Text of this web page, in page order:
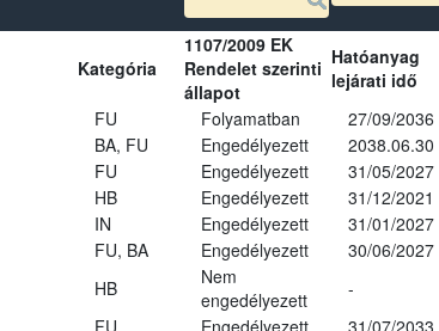
Kategória
1107/2009 EK
Rendelet szerinti
állapot
Hatóanyag
lejárati idő
FU Folyamatban
27/09/2036
BA, FU Engedélyezett
2038.06.30
FU Engedélyezett
31/05/2027
HB Engedélyezett
31/12/2021
IN Engedélyezett
31/01/2027
FU, BA Engedélyezett
30/06/2027
HB
Nem
engedélyezett
-
FU Engedélyezett
31/07/2033